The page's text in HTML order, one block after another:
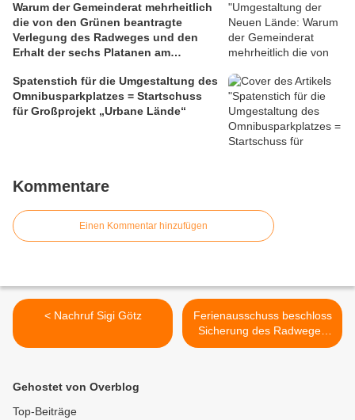
Warum der Gemeinderat mehrheitlich
die von den Grünen beantragte
Verlegung des Radweges und den
Erhalt der sechs Platanen am
Spatenstich für die Umgestaltung des
Omnibusparkplatzes = Startschuss
für Großprojekt „Urbane Lände“
Kommentare
Einen Kommentar hinzufügen
< Nachruf Sigi Götz
Ferienausschuss beschloss
Sicherung des Radweges
entlang B 27 gegen
Gehostet von Overblog
Top-Beiträge